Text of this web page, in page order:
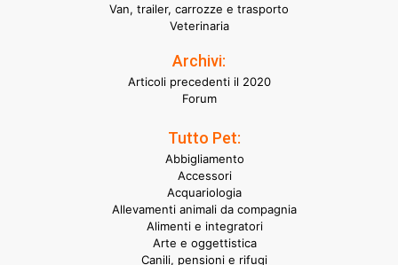
Van, trailer, carrozze e trasporto
Veterinaria
Archivi:
Articoli precedenti il 2020
Forum
Tutto Pet:
Abbigliamento
Accessori
Acquariologia
Allevamenti animali da compagnia
Alimenti e integratori
Arte e oggettistica
Canili, pensioni e rifugi